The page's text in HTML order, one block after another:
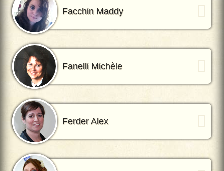
Facchin Maddy
Fanelli Michèle
Ferder Alex